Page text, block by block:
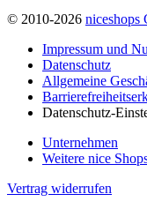
© 2010-2026 niceshops
Impressum und
Datenschutz
Allgemeine
Datenschutz-
Unternehmen
Weitere nice
Vertrag widerrufen